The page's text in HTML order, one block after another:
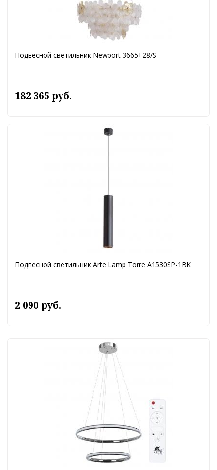
Подвесной светильник Newport 3665+28/S
182 365 руб.
Подвесной светильник Arte Lamp Torre A1530SP-1BK
2 090 руб.